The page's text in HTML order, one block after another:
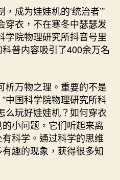
中
国
网〉
中
成为娃娃机的‘统治者’”
穿衣，不在寒冬中瑟瑟发
院物理研究所抖音号里
普内容吸引了400余万名
析万物之理。重要的不是
中国科学院物理研究所科
么玩好娃娃机？如何穿衣
小问题，它们听起来离
科学。通过科学的思维
趣的现象，获得很多知